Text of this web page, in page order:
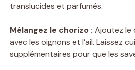
translucides et parfumés.
Mélangez le chorizo : Ajoutez le
avec les oignons et l’ail. Laissez
supplémentaires pour que les